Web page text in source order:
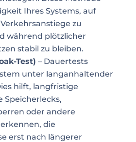
Ihres Systems, auf
zu
während plötzlicher
stabil zu bleiben.
Test) – Dauertests
unter langanhaltender
hilft, langfristige
Speicherlecks,
oder andere
die
erst nach längerer